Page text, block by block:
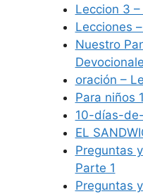
Leccion 3
Lecciones
Nuestro
oración –
Para niños
10-días-
EL
Preguntas
Parte 1
Preguntas